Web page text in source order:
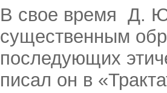
В свое время Д.
существенным
последующих
писал он в